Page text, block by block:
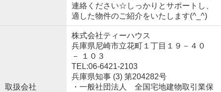
連絡ください☆しっかりとサポートし、
適した物件のご紹介をいたします(^_^)
取扱会社
株式会社ティーハウス
兵庫県尼崎市立花町１丁目１９－４０
－ １０３
TEL:06-6421-2103
兵庫県知事 (3) 第204282号
・一般社団法人 全国宅地建物取引業保